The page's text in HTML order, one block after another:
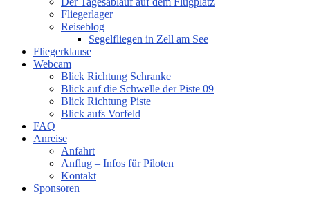
Fliegerlager
Reiseblog
Segelfliegen in Zell am See
Fliegerklause
Webcam
Blick Richtung Schranke
Blick auf die Schwelle der Piste 09
Blick Richtung Piste
Blick aufs Vorfeld
FAQ
Anreise
Anfahrt
Anflug – Infos für Piloten
Kontakt
Sponsoren